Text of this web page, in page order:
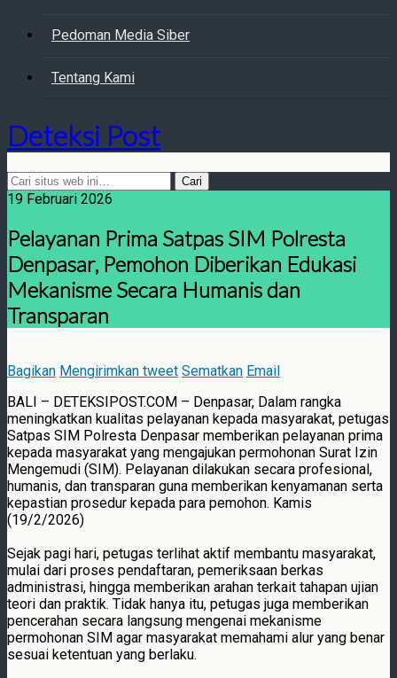
Pedoman Media Siber
Tentang Kami
Deteksi Post
19 Februari 2026
Pelayanan Prima Satpas SIM Polresta
Denpasar, Pemohon Diberikan Edukasi
Mekanisme Secara Humanis dan
Transparan
Bagikan Mengirimkan tweet Sematkan Email
BALI – DETEKSIPOST.COM – Denpasar, Dalam rangka
meningkatkan kualitas pelayanan kepada masyarakat, petugas
Satpas SIM Polresta Denpasar memberikan pelayanan prima
kepada masyarakat yang mengajukan permohonan Surat Izin
Mengemudi (SIM). Pelayanan dilakukan secara profesional,
humanis, dan transparan guna memberikan kenyamanan serta
kepastian prosedur kepada para pemohon. Kamis
(19/2/2026)
Sejak pagi hari, petugas terlihat aktif membantu masyarakat,
mulai dari proses pendaftaran, pemeriksaan berkas
administrasi, hingga memberikan arahan terkait tahapan ujian
teori dan praktik. Tidak hanya itu, petugas juga memberikan
pencerahan secara langsung mengenai mekanisme
permohonan SIM agar masyarakat memahami alur yang benar
sesuai ketentuan yang berlaku.